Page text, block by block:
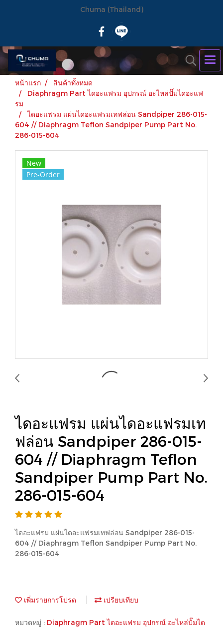
Chuma (Thailand)
หน้าแรก
สินค้าทั้งหมด
Diaphragm Part ไดอะแฟรม อุปกรณ์ อะไหล่ปั๊มไดอะแฟ
รม
ไดอะแฟรม แผ่นไดอะแฟรมเทฟล่อน Sandpiper 286-015-
604 // Diaphragm Teflon Sandpiper Pump Part No.
286-015-604
New
Pre-Order
ไดอะแฟรม แผ่นไดอะแฟรมเท
ฟล่อน Sandpiper 286-015-
604 // Diaphragm Teflon
Sandpiper Pump Part No.
286-015-604
ไดอะแฟรม แผ่นไดอะแฟรมเทฟล่อน Sandpiper 286-015-
604 // Diaphragm Teflon Sandpiper Pump Part No.
286-015-604
เพิ่มรายการโปรด เปรียบเทียบ
หมวดหมู่ : Diaphragm Part ไดอะแฟรม อุปกรณ์ อะไหล่ปั๊มได